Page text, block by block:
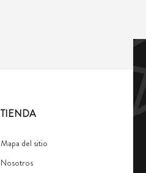
TIENDA
Mapa del sitio
Nosotros